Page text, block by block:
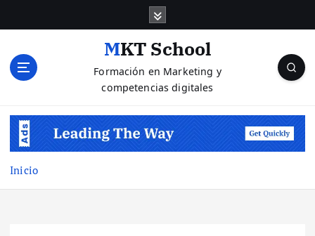
MKT School
Formación en Marketing y
competencias digitales
Inicio